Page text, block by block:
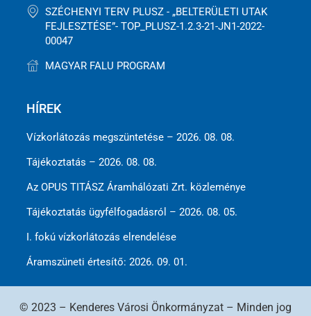
SZÉCHENYI TERV PLUSZ - „BELTERÜLETI UTAK
FEJLESZTÉSE”- TOP_PLUSZ-1.2.3-21-JN1-2022-
00047
MAGYAR FALU PROGRAM
HÍREK
Vízkorlátozás megszüntetése – 2026. 08. 08.
Tájékoztatás – 2026. 08. 08.
Az OPUS TITÁSZ Áramhálózati Zrt. közleménye
Tájékoztatás ügyfélfogadásról – 2026. 08. 05.
I. fokú vízkorlátozás elrendelése
Áramszüneti értesítő: 2026. 09. 01.
© 2023 – Kenderes Városi Önkormányzat – Minden jog